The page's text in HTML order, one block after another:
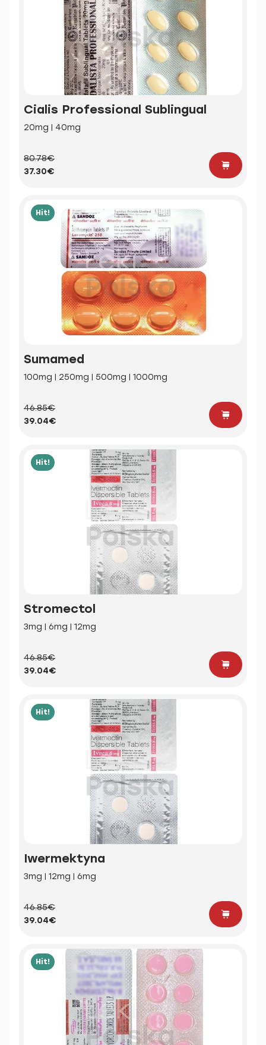
Cialis Professional Sublingual
20mg | 40mg
80.78€
37.30€
Hit!
Sumamed
100mg | 250mg | 500mg | 1000mg
46.85€
39.04€
Hit!
Stromectol
3mg | 6mg | 12mg
46.85€
39.04€
Hit!
Iwermektyna
3mg | 12mg | 6mg
46.85€
39.04€
Hit!